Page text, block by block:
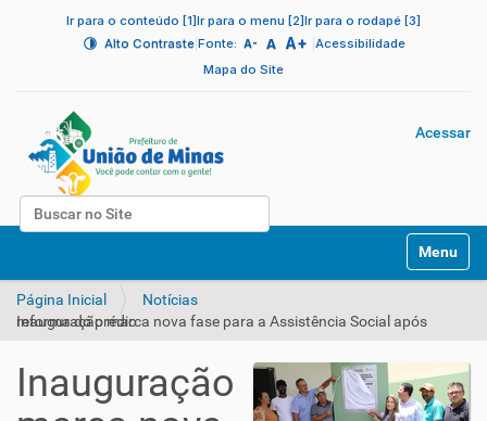
Ir para o conteúdo [1]Ir para o menu [2]Ir para o rodapé [3]
Alto Contraste| Fonte: A- A A+ Acessibilidade
Mapa do Site
Busca
Acessar
v
Toggle
Página Inicial
Notícias
Inauguração marca nova fase para a Assistência Social após reforma do prédio
Inauguração